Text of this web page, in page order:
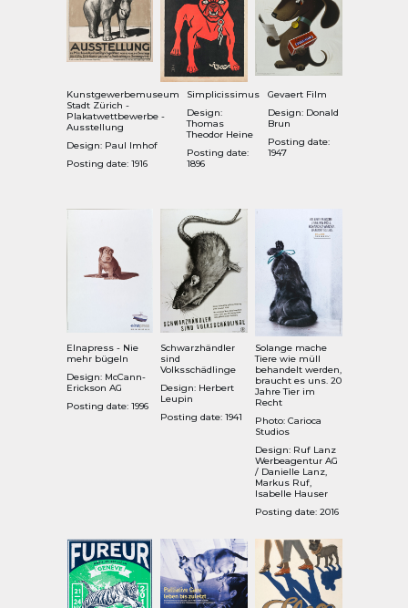
Kunstgewerbemuseum
Stadt Zürich -
Plakatwettbewerbe -
Ausstellung
Design: Paul Imhof
Posting date: 1916
Simplicissimus
Design:
Thomas
Theodor Heine
Posting date:
1896
Gevaert Film
Design: Donald
Brun
Posting date:
1947
Elnapress - Nie
mehr bügeln
Design: McCann-
Erickson AG
Posting date: 1996
Schwarzhändler
sind
Volksschädlinge
Design: Herbert
Leupin
Posting date: 1941
Solange mache
Tiere wie müll
behandelt werden,
braucht es uns. 20
Jahre Tier im
Recht
Photo: Carioca
Studios
Design: Ruf Lanz
Werbeagentur AG
/ Danielle Lanz,
Markus Ruf,
Isabelle Hauser
Posting date: 2016